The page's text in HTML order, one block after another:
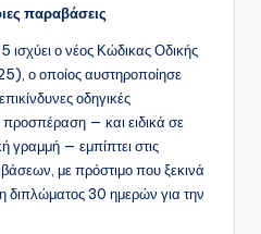
παραβάσεις
ισχύει ο νέος Κώδικας Οδικής
ο οποίος αυστηροποίησε
οδηγικές
— και ειδικά σε
γραμμή — εμπίπτει στις
με πρόστιμο που ξεκινά
30 ημερών για την